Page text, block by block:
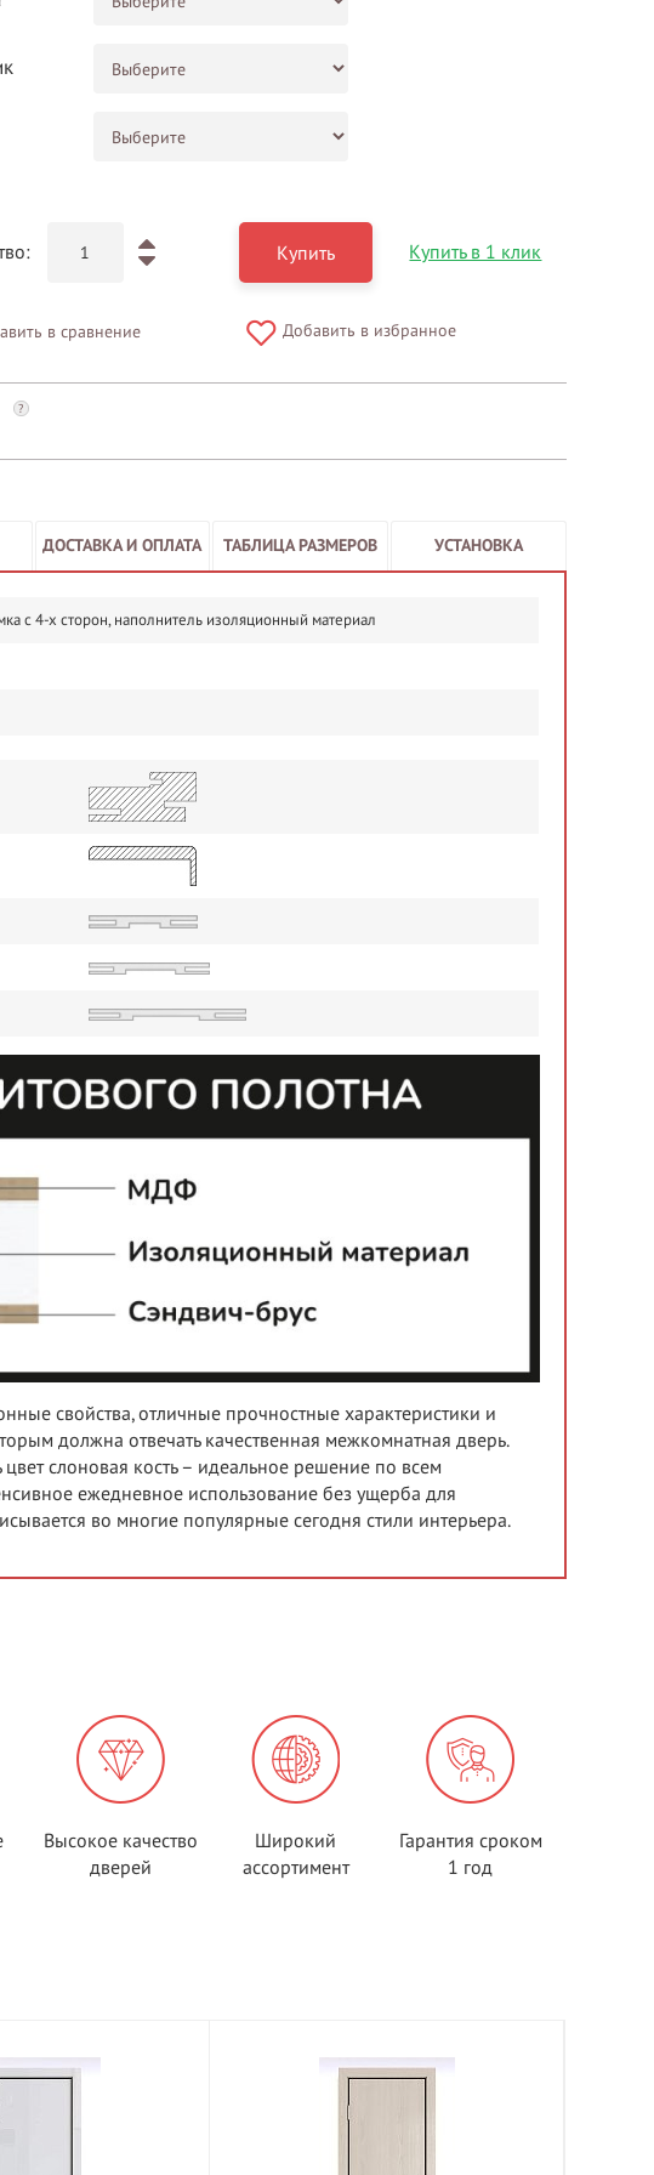
Купить Купить в 1 клик
в сравнение Добавить в избранное
?
ДОСТАВКА И ОПЛАТА ТАБЛИЦА РАЗМЕРОВ УСТАНОВКА
с 4-х сторон, наполнитель изоляционный материал
свойства, отличные прочностные характеристики и
должна отвечать качественная межкомнатная дверь.
слоновая кость – идеальное решение по всем
ежедневное использование без ущерба для
во многие популярные сегодня стили интерьера.
Высокое качество
дверей
Широкий
ассортимент
Гарантия сроком
1 год